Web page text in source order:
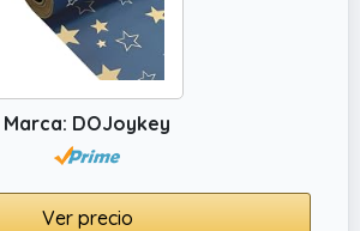
Marca: DOJoykey
Ver precio